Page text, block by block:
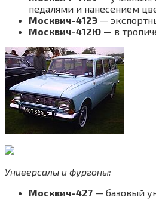
педалями и нанесением
Москвич-412Э —
Москвич-412Ю — в
Универсалы и фургоны:
Москвич-427 — базовый